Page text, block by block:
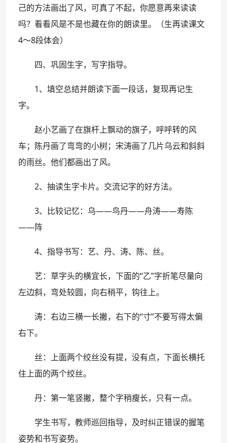
己的方法画出了风，可真了不起，你愿意再来读读
吗？看看风是不是也藏在你的朗读里。（生再读课文
4～8段体会）
四、巩固生字，写字指导。
1、填空总结并朗读下面一段话，复现再记生
字。
赵小艺画了在旗杆上飘动的旗子，呼呼转的风
车；陈丹画了弯弯的小树；宋涛画了几片乌云和斜斜
的雨丝。他们都画出了风。
2、抽读生字卡片。交流记字的好方法。
3、比较记忆：乌――鸟丹――舟涛――寿陈
――阵
4、指导书写：艺、丹、涛、陈、丝。
艺：草字头的横宜长，下面的“乙”字折笔尽量向
左边斜，弯处较圆，向右稍平，钩往上。
涛：右边三横一长撇，右下的“寸”不要写得太偏
右下。
丝：上面两个绞丝没有提，没有点，下面长横托
住上面的两个绞丝。
丹：第一笔竖撇，整个字稍瘦长，只有一点。
学生书写，教师巡回指导，及时纠正错误的握笔
姿势和书写姿势。